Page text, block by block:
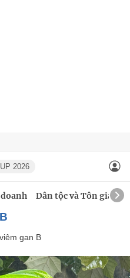
2026
Dân tộc và Tôn giáo
gan B